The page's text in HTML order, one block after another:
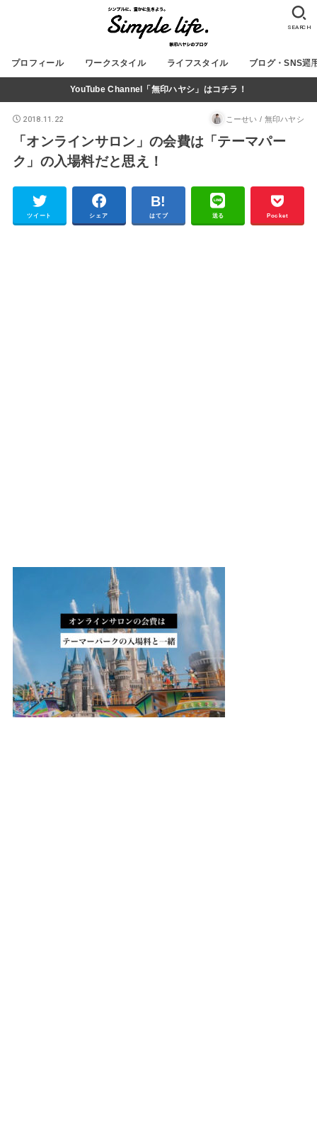
プロフィール ワークスタイル ライフスタイル ブログ・SNS運
SEARCH
YouTube Channel「無印ハヤシ」はコチラ！
2018.11.22 こーせい / 無印ハヤシ
「オンラインサロン」の会費は「テーマパー
ク」の入場料だと思え！
ツイート シェア はてブ 送る Pocket